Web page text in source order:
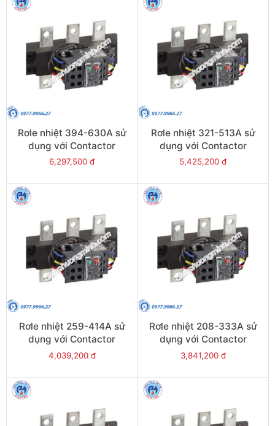
Rơle nhiệt 394-630A sử
dụng với Contactor
LC1E630 - Model LRE489
6,297,500 đ
Rơle nhiệt 321-513A sử
dụng với Contactor
LC1E500 - Model LRE488
5,425,200 đ
Rơle nhiệt 259-414A sử
dụng với Contactor
LC1E300-E400 - Model
4,039,200 đ
Rơle nhiệt 208-333A sử
dụng với Contactor
LC1E250-E400 - Model
3,841,200 đ